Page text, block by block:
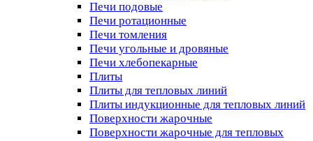
Печи подовые
Печи ротационные
Печи томления
Печи угольные и дровяные
Печи хлебопекарные
Плиты
Плиты для тепловых линий
Плиты индукционные для тепловых линий
Поверхности жарочные
Поверхности жарочные для тепловых